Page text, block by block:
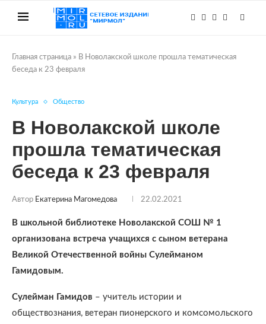
Главная страница » В Новолакской школе прошла тематическая
беседа к 23 февраля
Культура Общество
В Новолакской школе
прошла тематическая
беседа к 23 февраля
Автор Екатерина Магомедова 22.02.2021
В школьной библиотеке Новолакской СОШ № 1
организована встреча учащихся с сыном ветерана
Великой Отечественной войны Сулейманом
Гамидовым.
Сулейман Гамидов – учитель истории и
обществознания, ветеран пионерского и комсомольского